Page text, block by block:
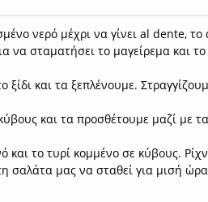
νερό μέχρι να γίνει al dente,
να σταματήσει το μαγείρεμα και το
και τα ξεπλένουμε.
και τα προσθέτουμε μαζί με
και το τυρί κομμένο σε κύβους.
σαλάτα μας να σταθεί για μισή